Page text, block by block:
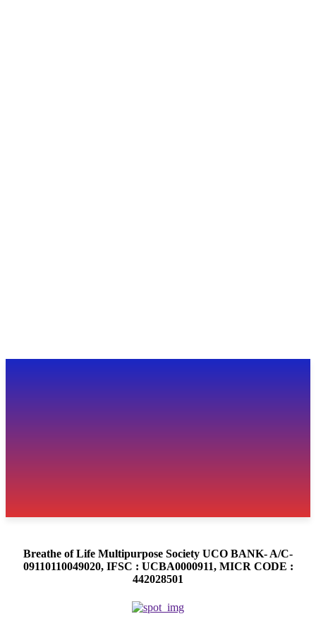
Breathe of Life Multipurpose Society UCO BANK- A/C-
09110110049020, IFSC : UCBA0000911, MICR CODE :
442028501